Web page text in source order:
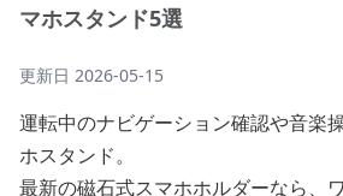
マホスタンド5選
更新日 2026-05-15
運転中のナビゲーション確認や音楽
ホスタンド。
最新の磁石式スマホホルダーなら、